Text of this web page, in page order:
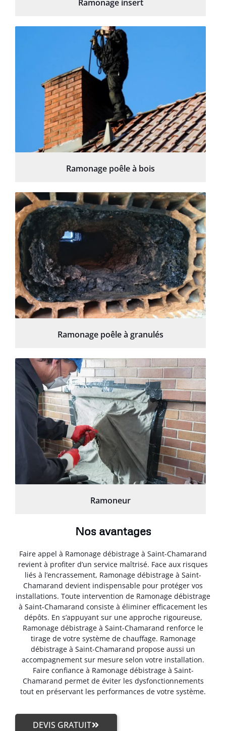
Ramonage insert
Ramonage poêle à bois
Ramonage poêle à granulés
Ramoneur
Nos avantages
Faire appel à Ramonage débistrage à Saint-Chamarand
revient à profiter d’un service maîtrisé. Face aux risques
liés à l’encrassement, Ramonage débistrage à Saint-
Chamarand devient indispensable pour protéger vos
installations. Toute intervention de Ramonage débistrage
à Saint-Chamarand consiste à éliminer efficacement les
dépôts. En s’appuyant sur une approche rigoureuse,
Ramonage débistrage à Saint-Chamarand renforce le
tirage de votre système de chauffage. Ramonage
débistrage à Saint-Chamarand propose aussi un
accompagnement sur mesure selon votre installation.
Faire confiance à Ramonage débistrage à Saint-
Chamarand permet de éviter les dysfonctionnements
tout en préservant les performances de votre système.
DEVIS GRATUIT